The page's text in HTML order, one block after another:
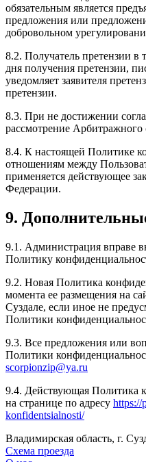
обязательным является
предложения или
добровольном
8.2. Получатель претензии в
дня получения претензии,
уведомляет заявителя
претензии.
8.3. При не достижении
рассмотрение Арбитражного
8.4. К настоящей Политике
отношениям между
применяется действующее
Федерации.
9.
9.1. Администрация вправе
Политику
9.2. Новая Политика
момента ее размещения на
Суздале, если иное не
Политики
9.3. Все предложения или
Политики
scorpionzip@ya.ru
9.4. Действующая Политика
на странице по адресу https://
konfidentsialnosti/
Владимирская область, г.
Схема проезда